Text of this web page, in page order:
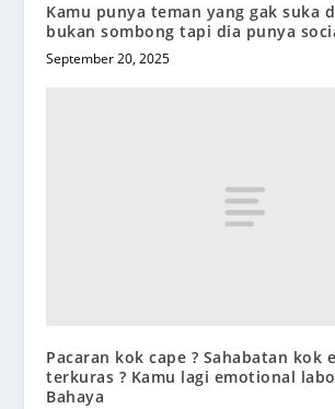
Kamu punya teman yang gak suka
bukan sombong tapi dia punya
September 20, 2025
Pacaran kok cape ? Sahabatan kok
terkuras ? Kamu lagi emotional
Bahaya